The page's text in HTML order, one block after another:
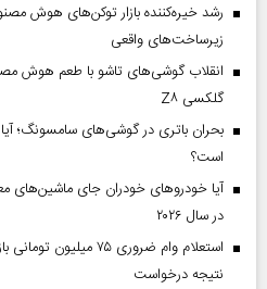
زیرساخت‌های واقعی
انقلاب گوشی‌های تاشو‌ با طعم هوش
گلکسی Z۸
است؟
آیا خودروهای خودران جای ماشین‌های
در سال ۲۰۲۶
استعلام وام ضروری ۷۵
نتیجه درخواست